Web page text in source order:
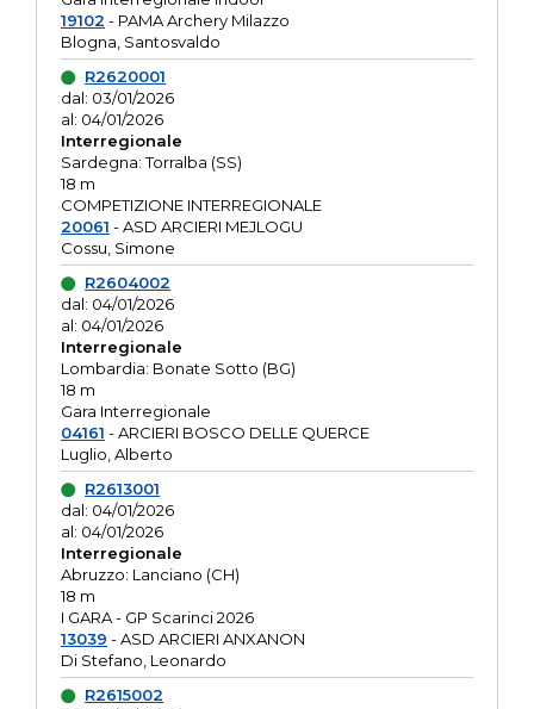
19102 - PAMA Archery Milazzo
Blogna, Santosvaldo
R2620001
dal: 03/01/2026
al: 04/01/2026
Interregionale
Sardegna: Torralba (SS)
18 m
COMPETIZIONE INTERREGIONALE
20061 - ASD ARCIERI MEJLOGU
Cossu, Simone
R2604002
dal: 04/01/2026
al: 04/01/2026
Interregionale
Lombardia: Bonate Sotto (BG)
18 m
Gara Interregionale
04161 - ARCIERI BOSCO DELLE QUERCE
Luglio, Alberto
R2613001
dal: 04/01/2026
al: 04/01/2026
Interregionale
Abruzzo: Lanciano (CH)
18 m
I GARA - GP Scarinci 2026
13039 - ASD ARCIERI ANXANON
Di Stefano, Leonardo
R2615002